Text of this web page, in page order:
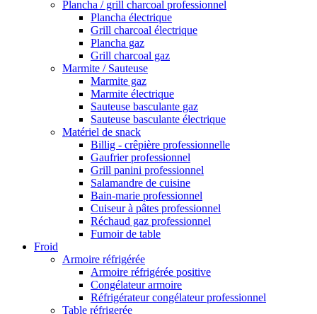
Plancha / grill charcoal professionnel
Plancha électrique
Grill charcoal électrique
Plancha gaz
Grill charcoal gaz
Marmite / Sauteuse
Marmite gaz
Marmite électrique
Sauteuse basculante gaz
Sauteuse basculante électrique
Matériel de snack
Billig - crêpière professionnelle
Gaufrier professionnel
Grill panini professionnel
Salamandre de cuisine
Bain-marie professionnel
Cuiseur à pâtes professionnel
Réchaud gaz professionnel
Fumoir de table
Froid
Armoire réfrigérée
Armoire réfrigérée positive
Congélateur armoire
Réfrigérateur congélateur professionnel
Table réfrigerée